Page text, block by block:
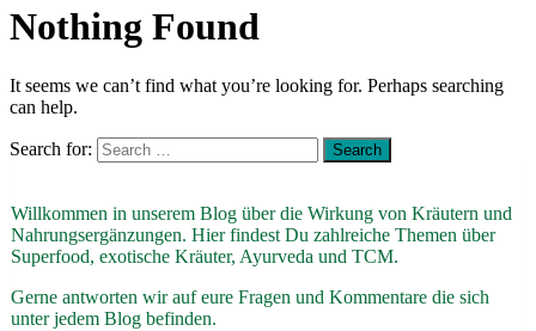
Nothing Found
It seems we can’t find what you’re looking for. Perhaps searching
can help.
Search for:
Willkommen in unserem Blog über die Wirkung von Kräutern und
Nahrungsergänzungen. Hier findest Du zahlreiche Themen über
Superfood, exotische Kräuter, Ayurveda und TCM.
Gerne antworten wir auf eure Fragen und Kommentare die sich
unter jedem Blog befinden.